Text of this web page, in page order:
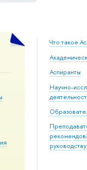
Что такое
Аспиранты
Научно-
руководству